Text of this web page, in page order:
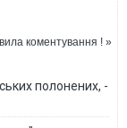
коментування ! »
полонених, -